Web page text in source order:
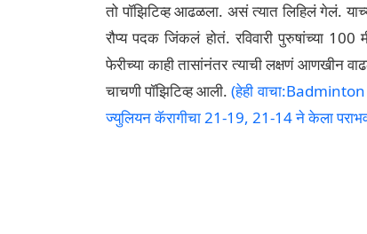
तो पॉझिटिव्ह आढळला. असं त्यात लिहिलं गेलं.
रौप्य पदक जिंकलं होतं. रविवारी पुरुषांच्या
फेरीच्या काही तासांनंतर त्याची लक्षणं आणखीन
चाचणी पॉझिटिव्ह आली.(हेही
ज्युलियन कॅरागीचा 21-19, 21-14 ने केला